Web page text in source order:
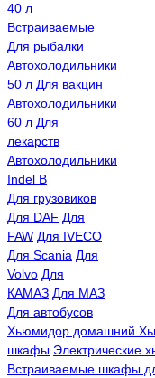
40 л
Встраиваемые
Для рыбалки
Автохолодильники
50 л Для вакцин
Автохолодильники
60 л Для
лекарств
Автохолодильники
Indel B
Для грузовиков
Для DAF Для
FAW Для IVECO
Для Scania Для
Volvo Для
КАМАЗ Для МАЗ
Для автобусов
Хьюмидор домашний
шкафы Электрические
Встраиваемые шкафы